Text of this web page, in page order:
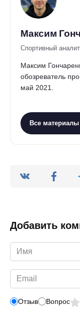
Максим
Спортивный
Максим
обозреватель
май 2021.
Все материалы
Добавить
Имя
*
Email
*
Отзыв Вопрос